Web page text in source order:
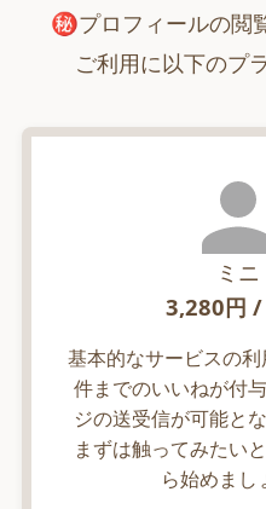
㊙︎プロフィールの閲
ご利用に以下のプ
ミニ
3,280円
基本的なサービスの
件までのいいねが付
ジの送受信が可能と
まずは触ってみたい
ら始めまし